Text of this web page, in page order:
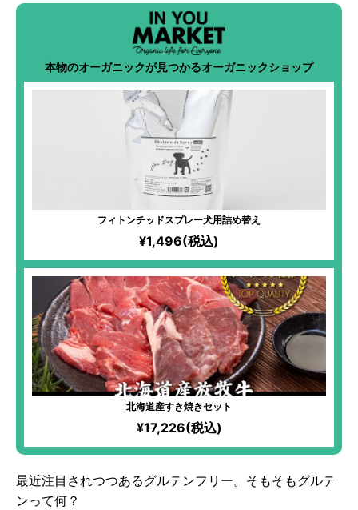
本物のオーガニックが見つかるオーガニックショップ
フィトンチッドスプレー犬用詰め替え
¥1,496(税込)
北海道産すき焼きセット
¥17,226(税込)
最近注目されつつあるグルテンフリー。そもそもグルテ
ンって何？